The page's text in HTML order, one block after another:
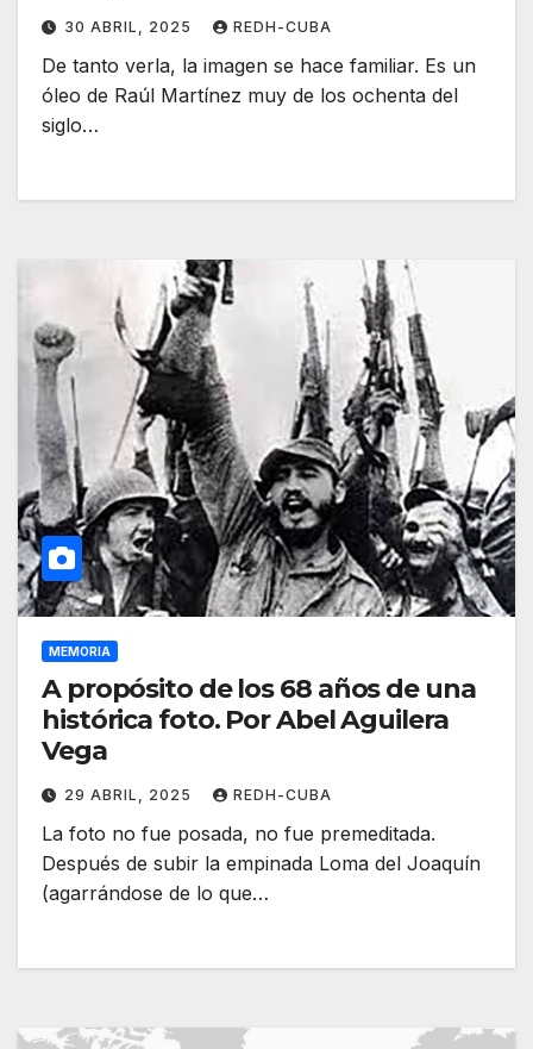
30 ABRIL, 2025 REDH-CUBA
De tanto verla, la imagen se hace familiar. Es un
óleo de Raúl Martínez muy de los ochenta del
siglo…
MEMORIA
A propósito de los 68 años de una
histórica foto. Por Abel Aguilera
Vega
29 ABRIL, 2025 REDH-CUBA
La foto no fue posada, no fue premeditada.
Después de subir la empinada Loma del Joaquín
(agarrándose de lo que…